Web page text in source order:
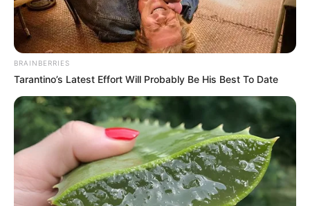
PBH anuncia fim do decreto de
emergência em razão da
epidemia de dengue
BRAINBERRIES
Tarantino’s Latest Effort Will Probably Be His Best To Date